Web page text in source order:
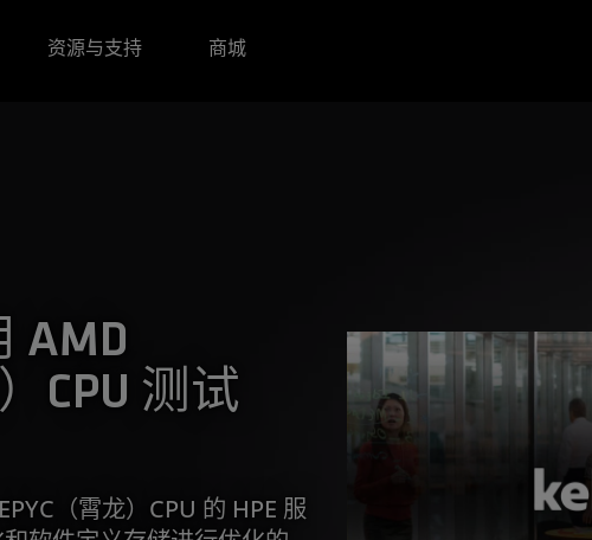
资源与支持 商城
AMD
CPU 测试
（霄龙）CPU 的 HPE 服